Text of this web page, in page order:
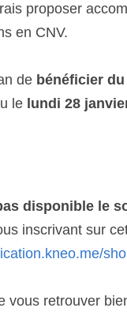
proposer
en CNV.
de bénéficier
le lundi 28
disponible le
inscrivant sur
vous retrouver